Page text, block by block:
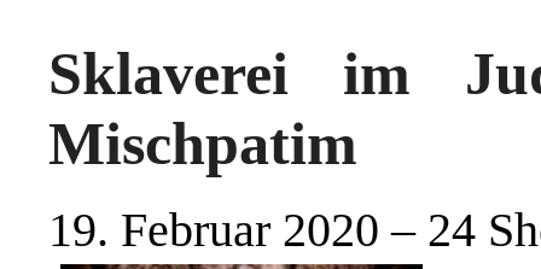
Sklaverei im
Mischpatim
19. Februar 2020 – 24